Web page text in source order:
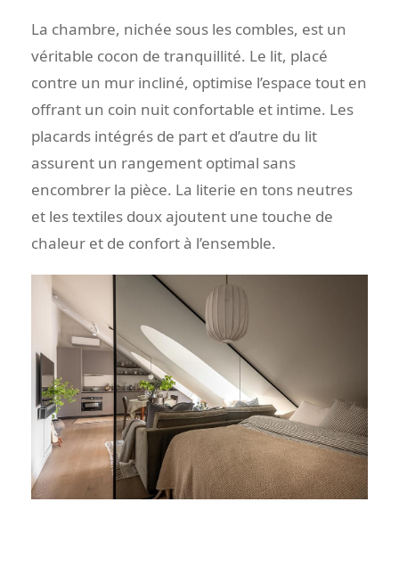
La chambre, nichée sous les combles, est un
véritable cocon de tranquillité. Le lit, placé
contre un mur incliné, optimise l’espace tout en
offrant un coin nuit confortable et intime. Les
placards intégrés de part et d’autre du lit
assurent un rangement optimal sans
encombrer la pièce. La literie en tons neutres
et les textiles doux ajoutent une touche de
chaleur et de confort à l’ensemble.